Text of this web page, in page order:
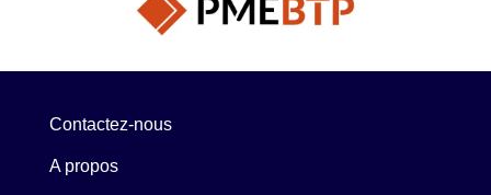
Contactez-nous
A propos